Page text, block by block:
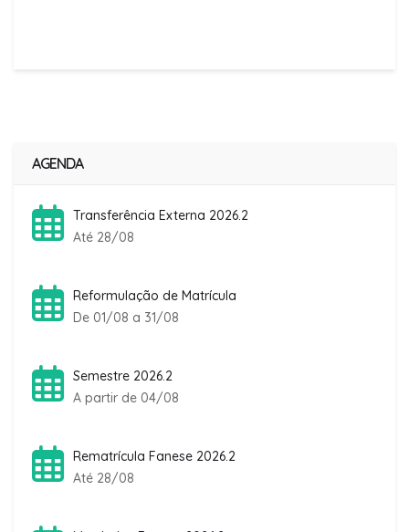
AGENDA
Transferência Externa 2026.2
Até 28/08
Reformulação de Matrícula
De 01/08 a 31/08
Semestre 2026.2
A partir de 04/08
Rematrícula Fanese 2026.2
Até 28/08